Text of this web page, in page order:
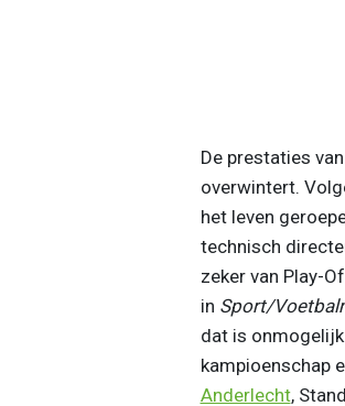
De prestaties
overwintert.
het leven
technisch
zeker van Play-
in Sport/
dat is
kampioenschap
Anderlecht,